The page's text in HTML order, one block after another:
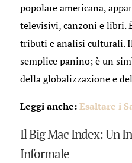
popolare americana,
televisivi, canzoni e libri.
tributi e analisi culturali.
semplice panino; è un
della globalizzazione e
Leggi anche:Esaltare i
Il Big Mac Index: Un
Informale